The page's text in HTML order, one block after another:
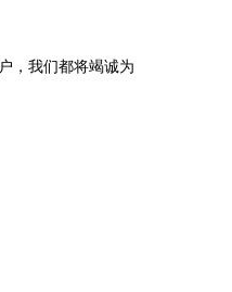
，我们都将竭诚为